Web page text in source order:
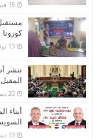
15 فبراير، 2024
كورونا
13 نوفمبر، 2021
المقبل
20 ديسمبر، 2020
أبناء
13 ديسمبر، 2020